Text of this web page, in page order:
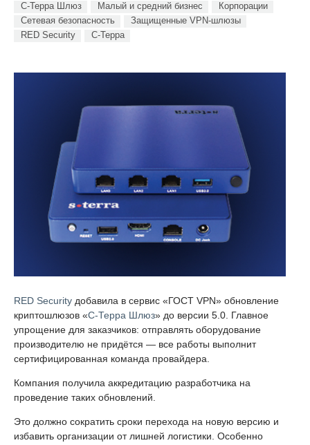
С-Терра Шлюз Малый и средний бизнес
Корпорации
Сетевая безопасность
Защищенные VPN-шлюзы
RED Security
С-Терра
RED Security добавила в сервис «ГОСТ VPN» обновление
криптошлюзов «С-Терра Шлюз» до версии 5.0. Главное
упрощение для заказчиков: отправлять оборудование
производителю не придётся — все работы выполнит
сертифицированная команда провайдера.
Компания получила аккредитацию разработчика на
проведение таких обновлений.
Это должно сократить сроки перехода на новую версию и
избавить организации от лишней логистики. Особенно